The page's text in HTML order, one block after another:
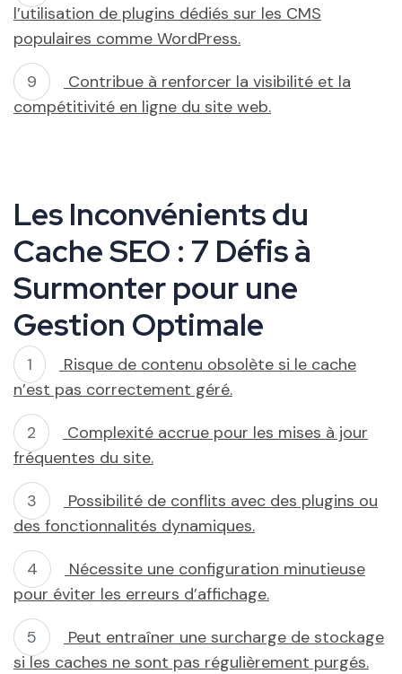
l’utilisation de plugins dédiés sur les CMS
populaires comme WordPress.
Contribue à renforcer la visibilité et la
compétitivité en ligne du site web.
Les Inconvénients du
Cache SEO : 7 Défis à
Surmonter pour une
Gestion Optimale
Risque de contenu obsolète si le cache
n’est pas correctement géré.
Complexité accrue pour les mises à jour
fréquentes du site.
Possibilité de conflits avec des plugins ou
des fonctionnalités dynamiques.
Nécessite une configuration minutieuse
pour éviter les erreurs d’affichage.
Peut entraîner une surcharge de stockage
si les caches ne sont pas régulièrement purgés.